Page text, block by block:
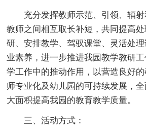
充分发挥教师示范、引领、辐射
教师之间相互取长补短，共同提高
研、安排教学、驾驭课堂、灵活处
业素养，进一步推进我园教学教研
学工作中的推动作用，以营造良好
师专业化及幼儿园的可持续发展，全
大面积提高我园的教育教学质量。
三、活动方式：